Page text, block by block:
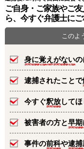
ご自身・ご家族やご
ら、今すぐ弁護士にご
このよ
身に覚えがないの
逮捕されたことで
今すぐ釈放して
被害者の方と早
事件の前科や逮捕